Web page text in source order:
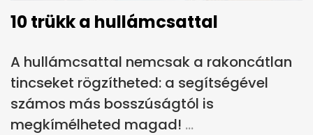
10 trükk a hullámcsattal
A hullámcsattal nemcsak a rakoncátlan
tincseket rögzítheted: a segítségével
számos más bosszúságtól is
megkímélheted magad!